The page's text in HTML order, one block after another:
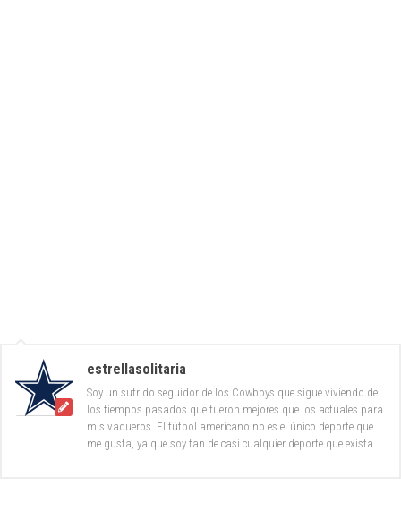
estrellasolitaria
Soy un sufrido seguidor de los Cowboys que sigue viviendo de
los tiempos pasados que fueron mejores que los actuales para
mis vaqueros. El fútbol americano no es el único deporte que
me gusta, ya que soy fan de casi cualquier deporte que exista.